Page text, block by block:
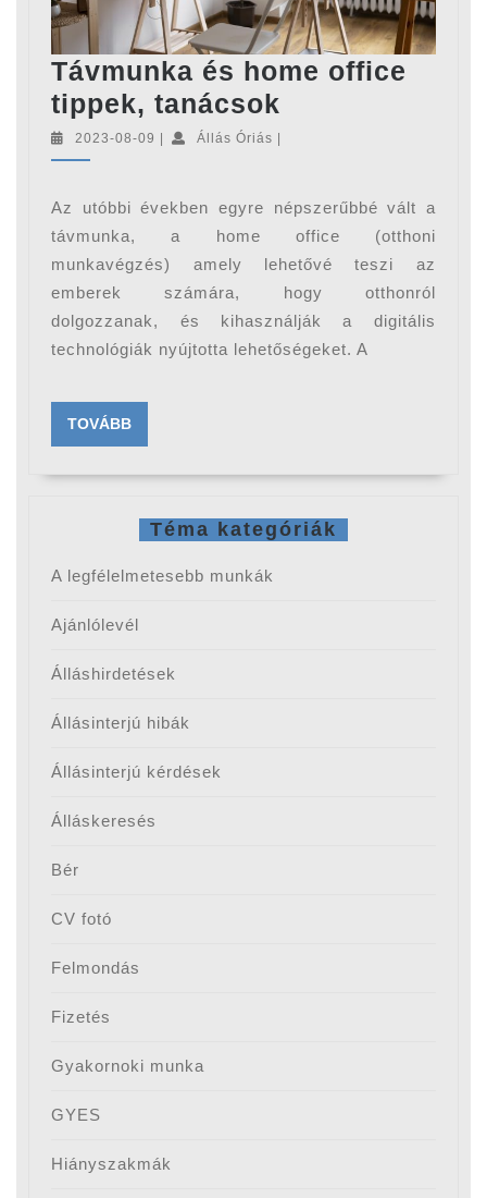
Távmunka és home office
tippek, tanácsok
office
tippek,
tanácsok
2023-08-09 2023-
| Állás Óriás Állás
|
Az utóbbi években egyre népszerűbbé vált a
távmunka, a home office (otthoni
munkavégzés) amely lehetővé teszi az
emberek számára, hogy otthonról
dolgozzanak, és kihasználják a digitális
technológiák nyújtotta lehetőségeket. A
TOVÁBBTOVÁBB
Téma kategóriák
A legfélelmetesebb munkák
Ajánlólevél
Álláshirdetések
Állásinterjú hibák
Állásinterjú kérdések
Álláskeresés
Bér
CV fotó
Felmondás
Fizetés
Gyakornoki munka
GYES
Hiányszakmák